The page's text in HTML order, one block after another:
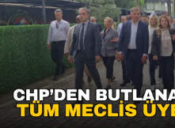
TEKNOLOJİ
YAŞAM
YEREL